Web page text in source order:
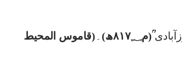
ؒ(م۸۱۷؁ھ) ۔(قاموس المحیط